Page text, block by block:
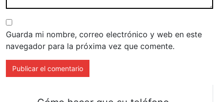
Guarda mi nombre, correo electrónico y web en este
navegador para la próxima vez que comente.